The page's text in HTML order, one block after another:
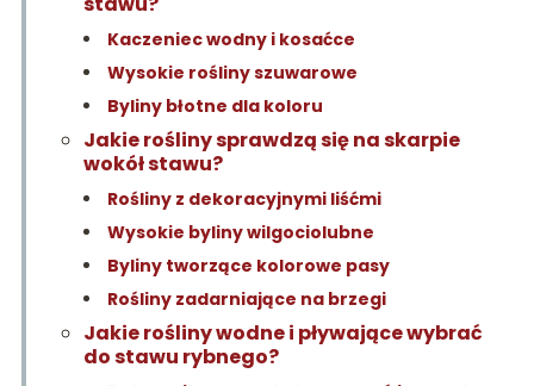
Kaczeniec wodny i kosaćce
Wysokie rośliny szuwarowe
Byliny błotne dla koloru
Jakie rośliny sprawdzą się na skarpie
wokół stawu?
Rośliny z dekoracyjnymi liśćmi
Wysokie byliny wilgociolubne
Byliny tworzące kolorowe pasy
Rośliny zadarniające na brzegi
Jakie rośliny wodne i pływające wybrać
do stawu rybnego?